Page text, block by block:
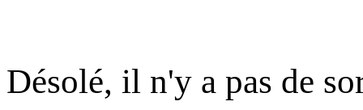
Désolé, il n'y a pas de